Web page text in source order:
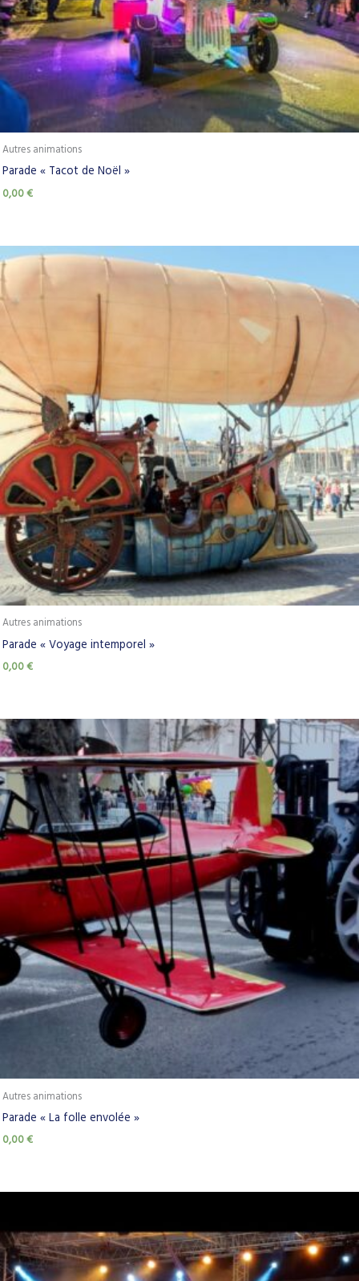
Autres animations
Parade « Tacot de Noël »
0,00€
Autres animations
Parade « Voyage intemporel »
0,00€
Autres animations
Parade « La folle envolée »
0,00€